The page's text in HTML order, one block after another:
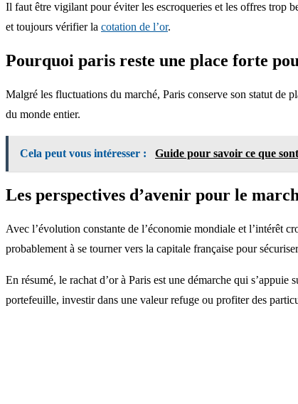
Il faut être vigilant pour éviter les escroqueries et les offres trop
et toujours vérifier la cotation de l’or.
Pourquoi paris reste une place forte
Malgré les fluctuations du marché, Paris conserve son statut de
du monde entier.
Cela peut vous intéresser : Guide pour savoir ce que
Les perspectives d’avenir pour le
Avec l’évolution constante de l’économie mondiale et l’intérêt
probablement à se tourner vers la capitale française pour
En résumé, le rachat d’or à Paris est une démarche qui
portefeuille, investir dans une valeur refuge ou profiter des